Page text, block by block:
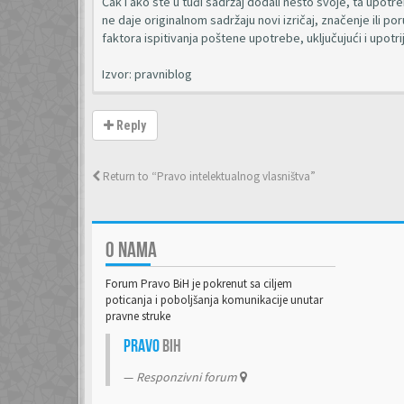
ne daje originalnom sadržaju novi izričaj, značenje ili
faktora ispitivanja poštene upotrebe, uključujući i
Izvor: pravniblog
Reply
Return to “Pravo intelektualnog vlasništva”
O NAMA
Forum Pravo BiH je pokrenut sa ciljem
poticanja i poboljšanja komunikacije unutar
pravne struke
PravoBiH
Responzivni forum